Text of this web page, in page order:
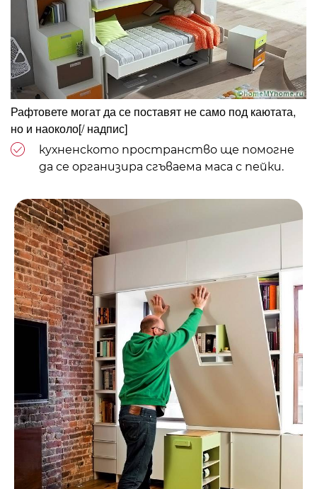
Рафтовете могат да се поставят не само под каютата,
но и наоколо[/ надпис]
кухненското пространство ще помогне
да се организира сгъваема маса с пейки.